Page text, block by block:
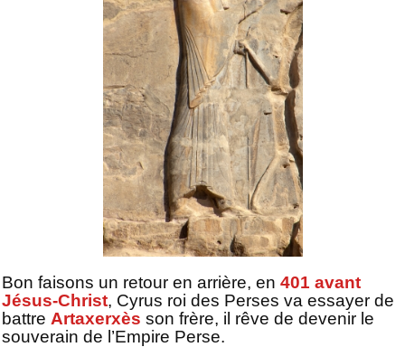
Bon faisons un retour en arrière, en 401 avant
Jésus-Christ, Cyrus roi des Perses va essayer de
battre Artaxerxès son frère, il rêve de devenir le
souverain de l’Empire Perse.